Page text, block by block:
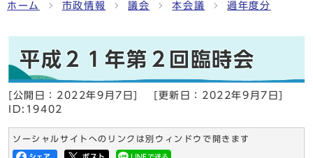
ホーム 市政情報 議会 本会議 過年度分
平成２１年第２回臨時会
[公開日： 2022年9月7日 [更新日： 2022年9月7日
ID:19402
ソーシャルサイトへのリンクは別ウィンドウで開きます